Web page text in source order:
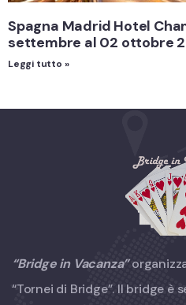
Spagna Madrid Hotel
settembre al 02 ottobre
Leggi tutto »
“Bridge in Vacanza”
“Tornei di Bridge”. Il bridge è